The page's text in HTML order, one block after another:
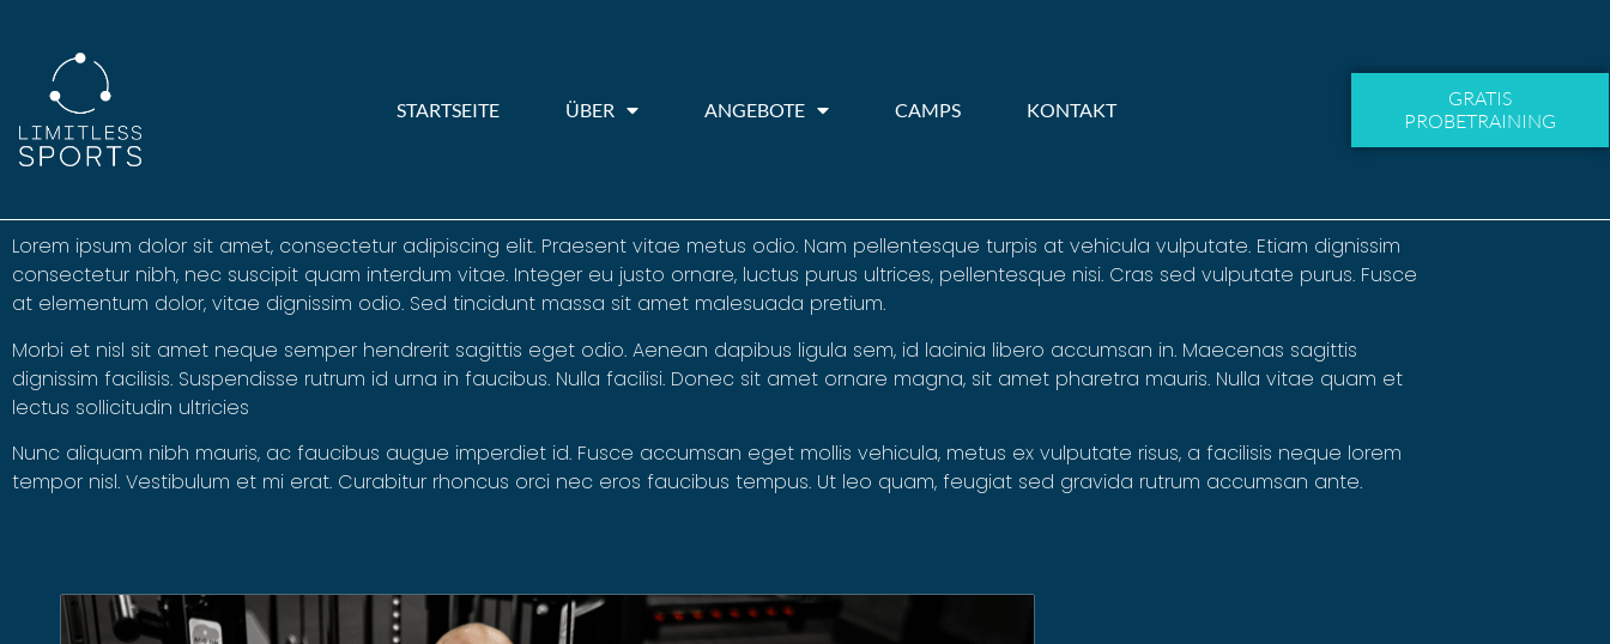
STARTSEITE ÜBER ANGEBOTE CAMPS KONTAKT
GRATIS
PROBETRAINING
Lorem ipsum dolor sit amet, consectetur adipiscing elit. Praesent vitae metus odio. Nam pellentesque turpis at vehicula vulputate. Etiam dignissim
consectetur nibh, nec suscipit quam interdum vitae. Integer eu justo ornare, luctus purus ultrices, pellentesque nisi. Cras sed vulputate purus. Fusce
at elementum dolor, vitae dignissim odio. Sed tincidunt massa sit amet malesuada pretium.
Morbi et nisl sit amet neque semper hendrerit sagittis eget odio. Aenean dapibus ligula sem, id lacinia libero accumsan in. Maecenas sagittis
dignissim facilisis. Suspendisse rutrum id urna in faucibus. Nulla facilisi. Donec sit amet ornare magna, sit amet pharetra mauris. Nulla vitae quam et
lectus sollicitudin ultricies
Nunc aliquam nibh mauris, ac faucibus augue imperdiet id. Fusce accumsan eget mollis vehicula, metus ex vulputate risus, a facilisis neque lorem
tempor nisl. Vestibulum et mi erat. Curabitur rhoncus orci nec eros faucibus tempus. Ut leo quam, feugiat sed gravida rutrum accumsan ante.